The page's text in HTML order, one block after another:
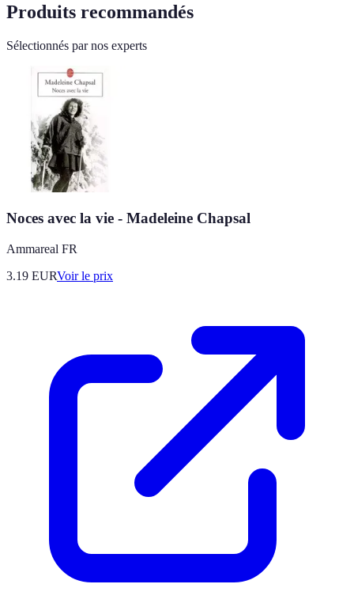
Produits recommandés
Sélectionnés par nos experts
Noces avec la vie - Madeleine Chapsal
Ammareal FR
3.19 EURVoir le prix